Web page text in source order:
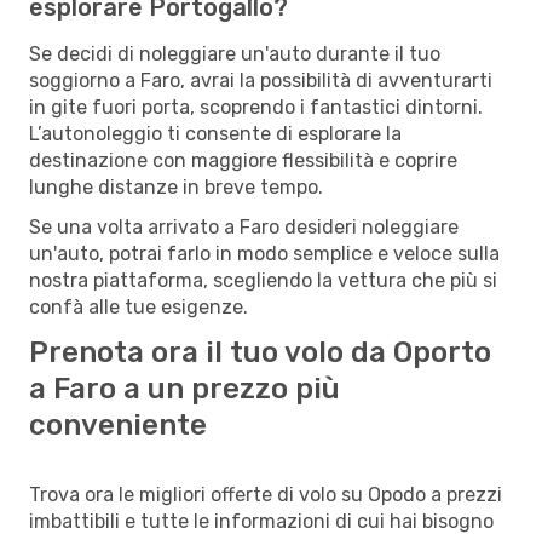
esplorare Portogallo?
Se decidi di noleggiare un'auto durante il tuo
soggiorno a Faro, avrai la possibilità di avventurarti
in gite fuori porta, scoprendo i fantastici dintorni.
L’autonoleggio ti consente di esplorare la
destinazione con maggiore flessibilità e coprire
lunghe distanze in breve tempo.
Se una volta arrivato a Faro desideri noleggiare
un'auto, potrai farlo in modo semplice e veloce sulla
nostra piattaforma, scegliendo la vettura che più si
confà alle tue esigenze.
Prenota ora il tuo volo da Oporto
a Faro a un prezzo più
conveniente
Trova ora le migliori offerte di volo su Opodo a prezzi
imbattibili e tutte le informazioni di cui hai bisogno